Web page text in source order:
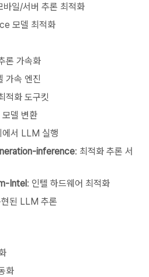
바일/서버 추론 최적화
모델 최적화
론 가속화
가속 엔진
적화 도구킷
델 변환
에서 LLM 실행
inference: 최적화 추론 서
Intel: 인텔 하드웨어 최적화
된 LLM 추론
화